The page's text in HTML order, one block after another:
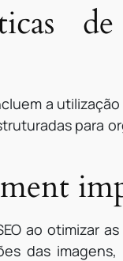
a
para
ao otimizar
das